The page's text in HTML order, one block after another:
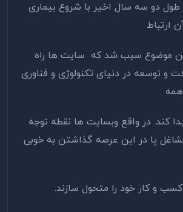
طول دو سه سال اخیر با شروع بیماری
ارتباط
موضوع سبب شد که سایت ها راه
و توسعه در دنیای تکنولوژی و فناوری
کند. در واقع وبسایت ها نقطه توجه
پا در این عرصه گذاشتن به خوبی
و کار خود را متحول سازند.